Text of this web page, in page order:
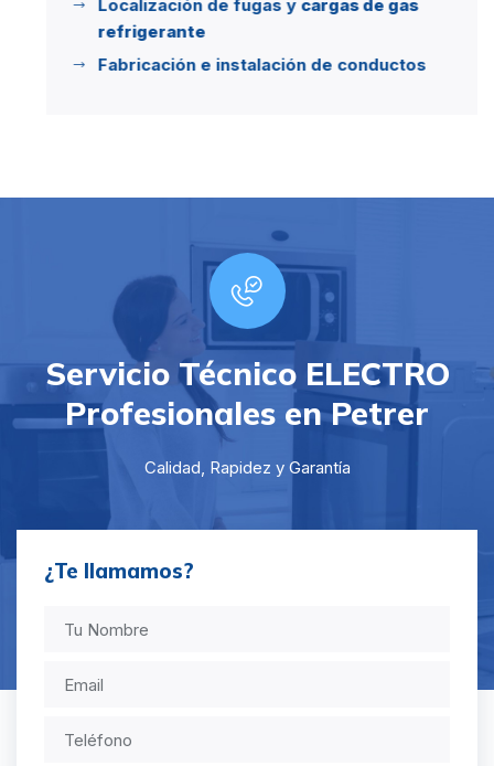
Localización de fugas y cargas de gas
refrigerante
Fabricación e instalación de conductos
Servicio Técnico ELECTRO
Profesionales en Petrer
Calidad, Rapidez y Garantía
¿Te llamamos?